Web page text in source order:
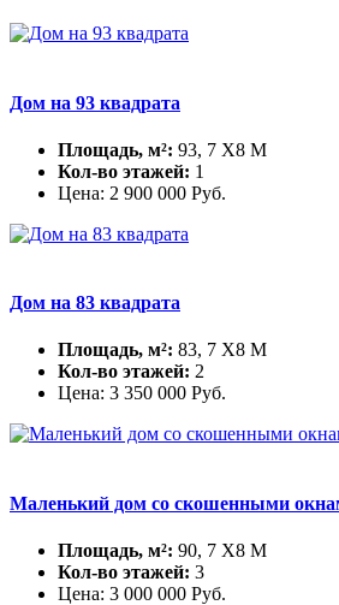
Дом на 93 квадрата
Площадь, м²: 93, 7 X8 М
Кол-во этажей: 1
Цена: 2 900 000 Руб.
Дом на 83 квадрата
Площадь, м²: 83, 7 X8 М
Кол-во этажей: 2
Цена: 3 350 000 Руб.
Маленький дом со скошенными
Площадь, м²: 90, 7 X8 М
Кол-во этажей: 3
Цена: 3 000 000 Руб.